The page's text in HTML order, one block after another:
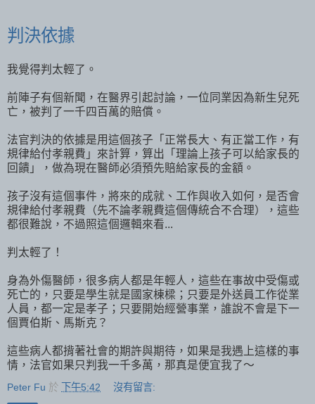
判決依據
我覺得判太輕了。
前陣子有個新聞，在醫界引起討論，一位同業因為新生兒死
亡，被判了一千四百萬的賠償。
法官判決的依據是用這個孩子「正常長大、有正當工作，有
規律給付孝親費」來計算，算出「理論上孩子可以給家長的
回饋」，做為現在醫師必須預先賠給家長的金額。
孩子沒有這個事件，將來的成就、工作與收入如何，是否會
規律給付孝親費（先不論孝親費這個傳統合不合理），這些
都很難說，不過照這個邏輯來看...
判太輕了！
身為外傷醫師，很多病人都是年輕人，這些在事故中受傷或
死亡的，只要是學生就是國家棟樑；只要是外送員工作從業
人員，都一定是孝子；只要開始經營事業，誰說不會是下一
個賈伯斯、馬斯克？
這些病人都揹著社會的期許與期待，如果是我遇上這樣的事
情，法官如果只判我一千多萬，那真是便宜我了～
Peter Fu 於 下午5:42 沒有留言: